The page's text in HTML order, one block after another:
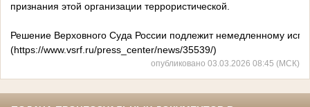
признания этой организации террористической.
Решение Верховного Суда России подлежит немедленному
(https://www.vsrf.ru/press_center/news/35539/)
опубликовано 03.03.2026 08:45 (МСК)